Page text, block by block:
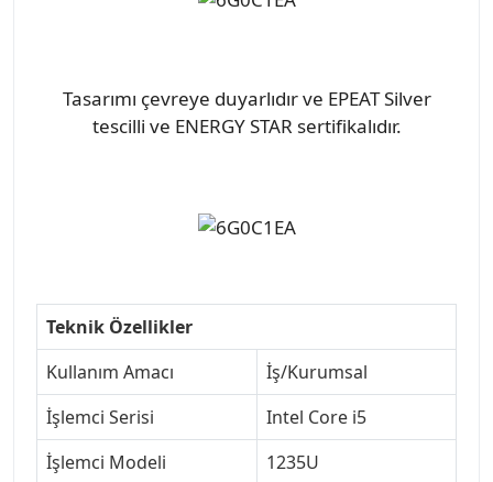
Tasarımı çevreye duyarlıdır ve EPEAT Silver
tescilli ve ENERGY STAR sertifikalıdır.
Teknik Özellikler
Kullanım Amacı
İş/Kurumsal
İşlemci Serisi
Intel Core i5
İşlemci Modeli
1235U